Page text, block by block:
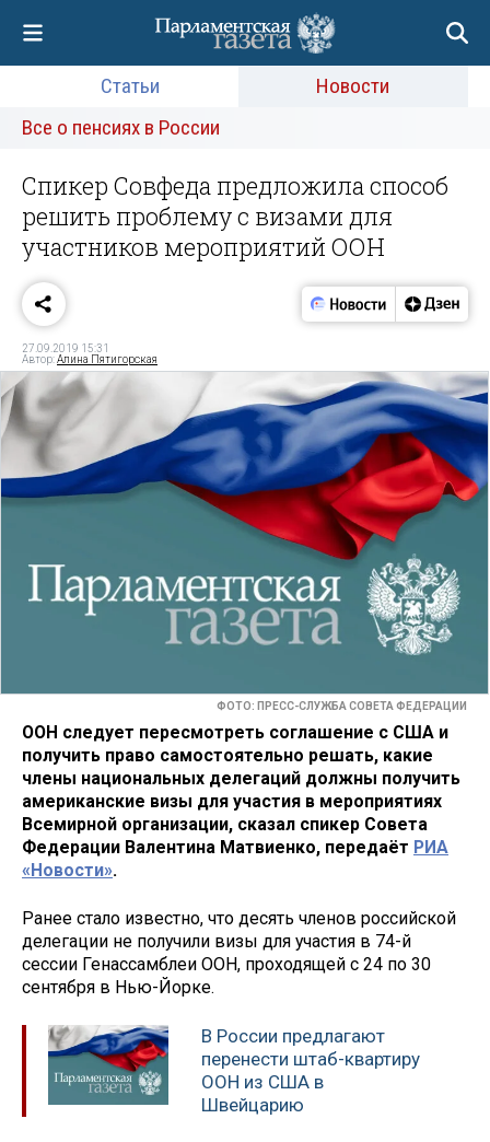
Статьи
Новости
Все о пенсиях в России
Спикер Совфеда предложила способ
решить проблему с визами для
участников мероприятий ООН
27.09.2019 15:31
Автор:Алина Пятигорская
ФОТО: ПРЕСС-СЛУЖБА СОВЕТА ФЕДЕРАЦИИ
ООН следует пересмотреть соглашение с США и
получить право самостоятельно решать, какие
члены национальных делегаций должны получить
американские визы для участия в мероприятиях
Всемирной организации, сказал спикер Совета
Федерации Валентина Матвиенко, передаёт РИА
«Новости».
Ранее стало известно, что десять членов российской
делегации не получили визы для участия в 74-й
сессии Генассамблеи ООН, проходящей с 24 по 30
сентября в Нью-Йорке.
В России предлагают
перенести штаб-квартиру
ООН из США в
Швейцарию